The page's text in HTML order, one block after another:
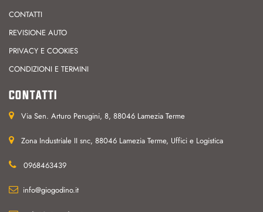
CONTATTI
REVISIONE AUTO
PRIVACY E COOKIES
CONDIZIONI E TERMINI
CONTATTI
Via Sen. Arturo Perugini, 8, 88046 Lamezia Terme
Zona Industriale II snc, 88046 Lamezia Terme, Uffici e Logistica
0968463439
info@giogodino.it